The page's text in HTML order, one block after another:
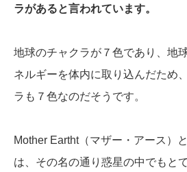
ラがあると言われています。
地球のチャクラが７色であり、地
ネルギーを体内に取り込んだため
ラも７色なのだそうです。
Mother Eartht（マザー・アース）
は、その名の通り惑星の中でもと